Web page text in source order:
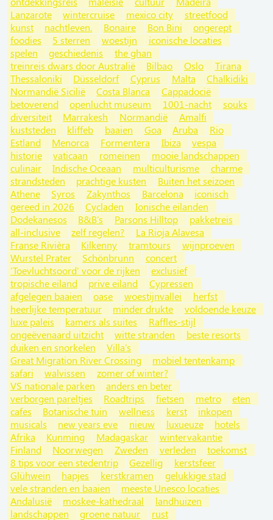
Lanzarote
wintercruise mexico city
streetfood
kunst
nachtleven. Bonaire Bon Bini
ongerept
foodies
5 sterren woestijn
iconische locaties
spelen
geschiedenis
the ghan
treinreis dwars door Australië
Bilbao Oslo
Tirana
Thessaloniki
Düsseldorf Cyprus Malta
Chalkidiki
Normandië Sicilië
Costa Blanca
Cappadocië
betoverend
openlucht museum 1001-nacht
souks
diversiteit
Marrakesh Normandië
Amalfi
kuststeden
kliffeb baaien Goa Aruba
Rio
Estland
Menorca Formentera Ibiza
vespa
historie
vaticaan romeinen
mooie landschappen
culinair
Indische Oceaan multiculturisme
charme
strandsteden
prachtige kusten
Buiten het seizoen
Athene
Syros Zakynthos Barcelona
iconisch
gereed in 2026
Cycladen
Ionische eilanden
Dodekanesos
B&B's Parsons Hilltop
pakketreis
all-inclusive
zelf regelen?
La Rioja Alavesa
Franse Rivièra
Kilkenny tramtours
wijnproeven
Wurstel Prater
Schönbrunn
concert
'Toevluchtsoord' voor de rijken
exclusief
tropische eiland
prive eiland
Cypressen
afgelegen baaien
oase woestijnvallei
herfst
heerlijke temperatuur
minder drukte
voldoende keuze
luxe paleis
kamers als suites
Raffles-stijl
ongeëvenaard uitzicht
witte stranden
beste resorts
duiken en snorkelen
Villa's
Great Migration River Crossing
mobiel tentenkamp
safari
walvissen
zomer of winter?
VS nationale parken
anders en beter
verborgen pareltjes
Roadtrips fietsen metro
eten
cafes
Botanische tuin wellness kerst
inkopen
musicals
new years eve nieuw luxueuze
hotels
Afrika
Kunming Madagaskar
wintervakantie
Finland
Noorwegen Zweden verleden
toekomst
8 tips voor een stedentrip
Gezellig
kerstsfeer
Glühwein
hapjes kerstkramen
gelukkige stad
vele stranden en baaien
meeste Unesco locaties
Andalusië
moskee-kathedraal
landhuizen
landschappen
groene natuur
rust